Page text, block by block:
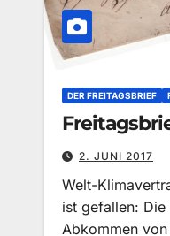
DER FREITAGSBRIEF
2. JUNI 2017
Welt-
ist gefallen:
Abkommen